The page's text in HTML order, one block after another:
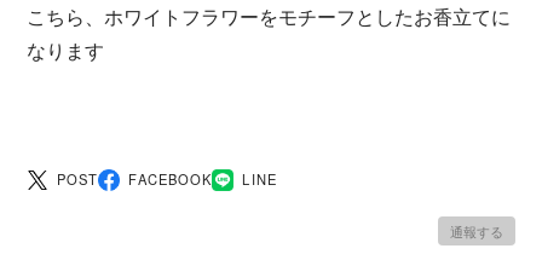
こちら、ホワイトフラワーをモチーフとしたお香立てに
なります
POST FACEBOOK LINE
通報する